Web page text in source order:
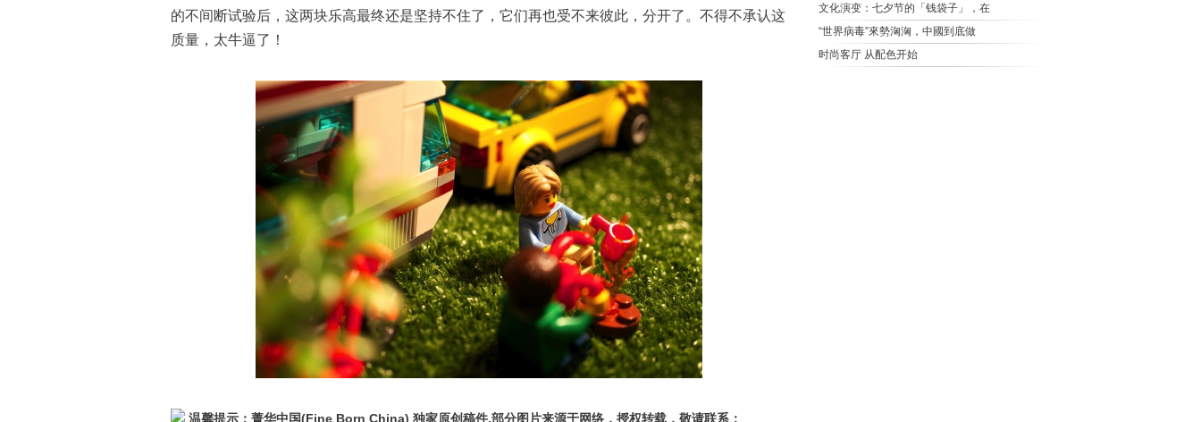
的不间断试验后，这两块乐高最终还是坚持不住了，它们再也受不来彼此，分开了。不得不承认这
质量，太牛逼了！
温馨提示：菁华中国(Fine Born China) 独家原创稿件,部分图片来源于网络，授权转载，敬请联系：
文化演变：七夕节的「钱袋子」，在
“世界病毒”來勢洶洶，中國到底做
时尚客厅 从配色开始